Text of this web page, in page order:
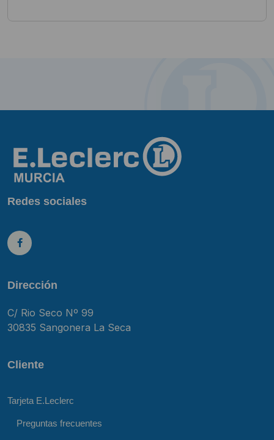
Redes sociales
Dirección
C/ Rio Seco Nº 99
30835 Sangonera La Seca
Cliente
Tarjeta E.Leclerc
Preguntas frecuentes